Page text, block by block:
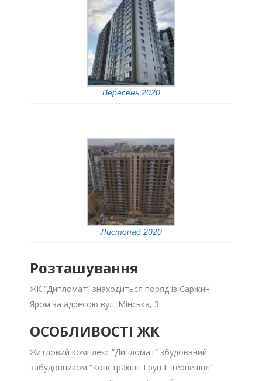
Вересень 2020
Листопад 2020
Розташування
ЖК “Дипломат” знаходиться поряд із Саржин
Яром за адресою вул. Мінська, 3.
ОСОБЛИВОСТІ ЖК
Житловий комплекс “Дипломат” збудований
забудовником “Констракшн Груп Інтернешнл”